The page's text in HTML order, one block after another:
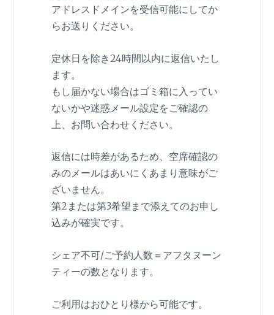
アドレスドメインを受信可能にしてか
らお送りください。
定休日を除き24時間以内に返信いたし
ます。
もし届かない場合はゴミ箱に入ってい
ないかや迷惑メール設定をご確認の
上、お問い合わせください。
返信には時差があるため、空席確認の
みのメールはあいにくあまり意味がご
ざいません。
第2または第3希望まで添えてのお申し
込みが確実です。
シェア不可/ご予約人数＝アフタヌーン
ティーの数となります。
ご利用はおひとり様から可能です。